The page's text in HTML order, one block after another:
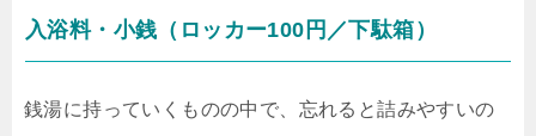
入浴料・小銭（ロッカー100円／下駄箱）
銭湯に持っていくものの中で、忘れると詰みやすいの